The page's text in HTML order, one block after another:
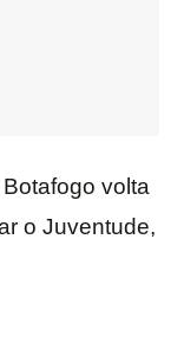
volta
o Juventude,